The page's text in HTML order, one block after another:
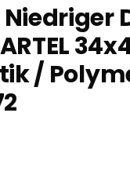
Niedriger
/